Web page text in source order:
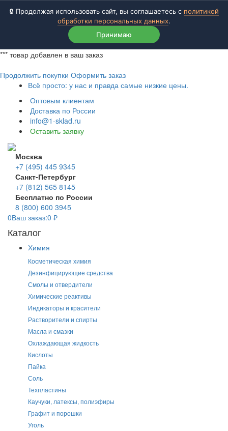
🔒 Продолжая использовать сайт, вы соглашаетесь с политикой
обработки персональных данных.
Принимаю
*** товар добавлен в ваш заказ
Продолжить покупки Оформить заказ
Всё просто: у нас и правда самые низкие цены.
Оптовым клиентам
Доставка по России
info@1-sklad.ru
Оставить заявку
Москва
+7 (495) 445 9345
Санкт-Петербург
+7 (812) 565 8145
Бесплатно по России
8 (800) 600 3945
0Ваш заказ:0 ₽
Каталог
Химия
Косметическая химия
Дезинфицирующие средства
Смолы и отвердители
Химические реактивы
Индикаторы и красители
Растворители и спирты
Масла и смазки
Охлаждающая жидкость
Кислоты
Пайка
Соль
Техпластины
Каучуки, латексы, полиэфиры
Графит и порошки
Уголь